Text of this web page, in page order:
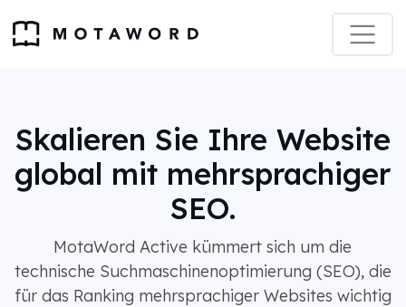
Skalieren Sie Ihre Website
global mit mehrsprachiger
SEO.
MotaWord Active kümmert sich um die
technische Suchmaschinenoptimierung (SEO), die
für das Ranking mehrsprachiger Websites wichtig